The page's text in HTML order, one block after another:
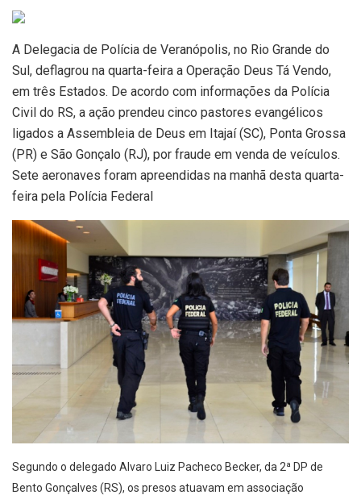
A Delegacia de Polícia de Veranópolis, no Rio Grande do
Sul, deflagrou na quarta-feira a Operação Deus Tá Vendo,
em três Estados. De acordo com informações da Polícia
Civil do RS, a ação prendeu cinco pastores evangélicos
ligados a Assembleia de Deus em Itajaí (SC), Ponta Grossa
(PR) e São Gonçalo (RJ), por fraude em venda de veículos.
Sete aeronaves foram apreendidas na manhã desta quarta-
feira pela Polícia Federal
Segundo o delegado Alvaro Luiz Pacheco Becker, da 2ª DP de
Bento Gonçalves (RS), os presos atuavam em associação